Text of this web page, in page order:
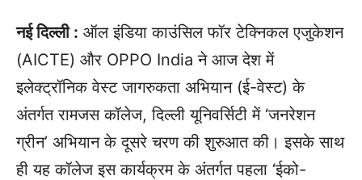
नई दिल्ली : ऑल इंडिया काउंसिल फॉर टेक्निकल एजुकेशन
(AICTE) और OPPO India ने आज देश में
इलेक्ट्रॉनिक वेस्ट जागरुकता अभियान (ई-वेस्ट) के
अंतर्गत रामजस कॉलेज, दिल्ली यूनिवर्सिटी में ‘जनरेशन
ग्रीन’ अभियान के दूसरे चरण की शुरुआत की। इसके साथ
ही यह कॉलेज इस कार्यक्रम के अंतर्गत पहला ‘ईको-